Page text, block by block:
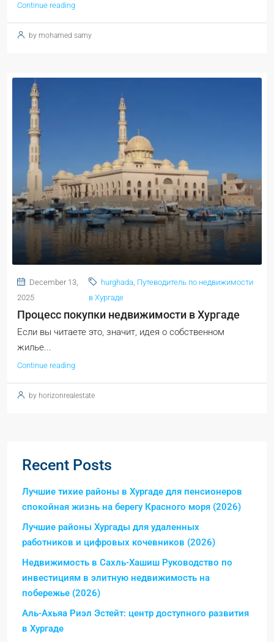
Continue reading
by mohamed samy
December 13,
2025
hurghada, Путеводитель по недвижимости
в Хургаде
Процесс покупки недвижимости в Хургаде
Если вы читаете это, значит, идея о собственном
жилье...
Continue reading
by horizonrealestate
Recent Posts
Лучшие тихие районы в Хургаде для пенсионеров
спокойная жизнь на берегу Красного моря (2026)
Лучшие районы Хургады для удаленных
работников и цифровых кочевников (2026)
Недвижимость в Сахль-Хашиш Руководство по
инвестициям в элитную недвижимость на
побережье (2026)
Аль-Ахьяа Риэл Эстейт: центр доступного развития
в Хургаде